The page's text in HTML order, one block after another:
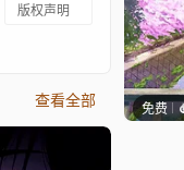
版权声明
查看全部 免费